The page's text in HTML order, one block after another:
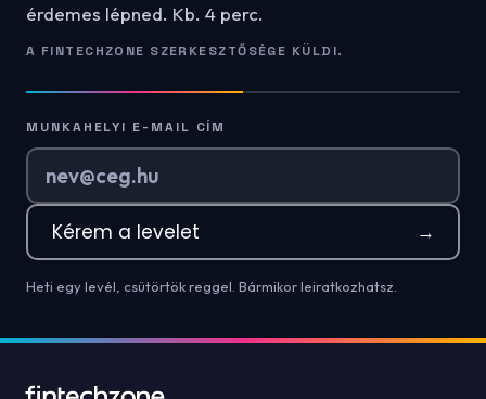
érdemes lépned. Kb. 4 perc.
A FINTECHZONE SZERKESZTŐSÉGE KÜLDI.
MUNKAHELYI E-MAIL CÍM
Kérem a levelet →
Heti egy levél, csütörtök reggel. Bármikor leiratkozhatsz.